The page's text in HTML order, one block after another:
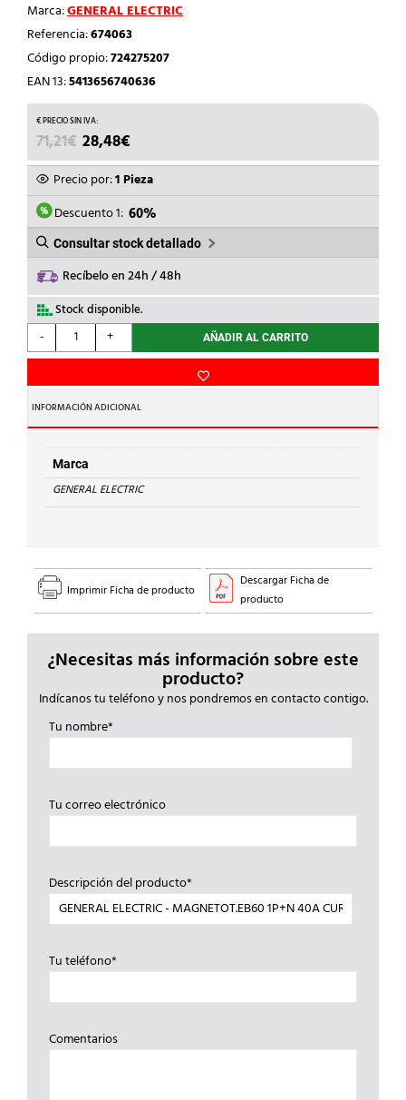
Marca:GENERAL ELECTRIC
Referencia:674063
Código propio:724275207
EAN 13:5413656740636
71,21€ EL
PRECIO
ORIGINAL
ERA:
71,21€.
28,48€
PRECIO
ACTUAL
ES:
28,48€.
Precio por:1 Pieza
Descuento 1: 60%
Consultar stock detallado
Recíbelo en 24h / 48h
Stock disponible.
-
GENERAL
ELECTRIC
MAGNETOT.EB60
1P+N
40A
CURVA
C
6kA
cantidad
+ AÑADIR AL CARRITO
INFORMACIÓN ADICIONAL
Marca
GENERAL ELECTRIC
Imprimir Ficha de producto
Descargar Ficha de
producto
¿Necesitas más información sobre este
producto?
Indícanos tu teléfono y nos pondremos en contacto contigo.
Tu nombre*
Tu correo electrónico
Descripción del producto*
Tu teléfono*
Comentarios